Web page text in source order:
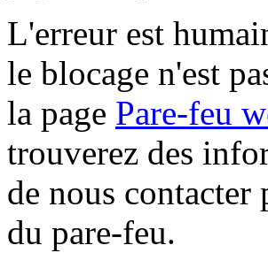
L'erreur est
le blocage n'est
la page Pare-feu
trouverez des
de nous contacter
du pare-feu.